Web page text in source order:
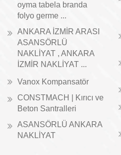
oyma tabela branda
folyo germe ...
ANKARA İZMİR ARASI
ASANSÖRLÜ
NAKLİYAT , ANKARA
İZMİR NAKLİYAT ...
Vanox Kompansatör
CONSTMACH | Kırıcı ve
Beton Santralleri
ASANSÖRLÜ ANKARA
NAKLİYAT